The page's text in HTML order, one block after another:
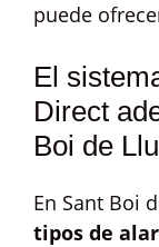
puede
El
Direct
Boi de
En Sant Boi
tipos de